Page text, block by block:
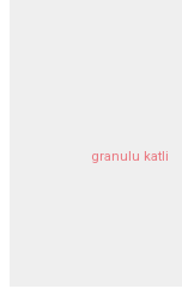
granulu katli